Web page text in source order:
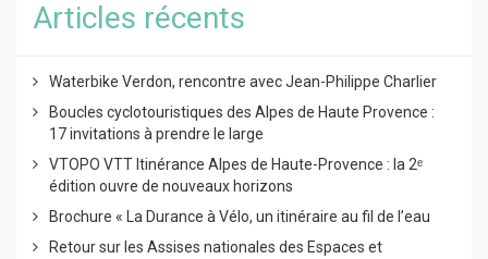
Articles récents
Waterbike Verdon, rencontre avec Jean-Philippe Charlier
Boucles cyclotouristiques des Alpes de Haute Provence :
17 invitations à prendre le large
VTOPO VTT Itinérance Alpes de Haute-Provence : la 2ᵉ
édition ouvre de nouveaux horizons
Brochure « La Durance à Vélo, un itinéraire au fil de l’eau
Retour sur les Assises nationales des Espaces et